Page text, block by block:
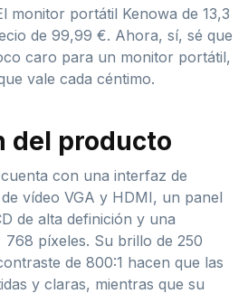
monitor portátil Kenowa de 13,3
de 99,99 €. Ahora, sí, sé que
caro para un monitor portátil,
vale cada céntimo.
del producto
con una interfaz de
vídeo VGA y HDMI, un panel
de alta definición y una
píxeles. Su brillo de 250
de 800:1 hacen que las
y claras, mientras que su